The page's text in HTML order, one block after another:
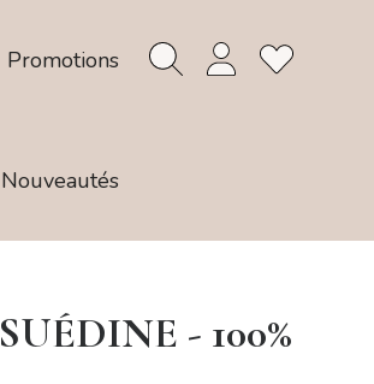
Promotions
Nouveautés
- 100%